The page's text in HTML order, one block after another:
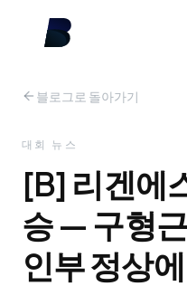
블로그로 돌아가기
대회 뉴스
[B] 리겐에
승 — 구형
인부 정상